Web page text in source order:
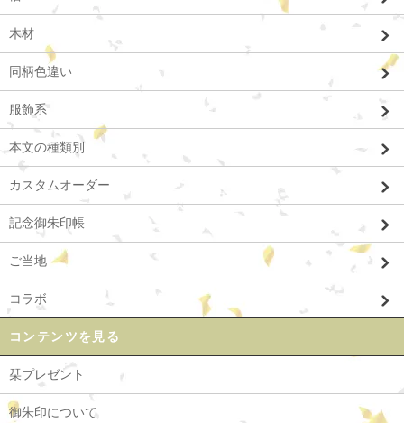
木材
同柄色違い
服飾系
本文の種類別
カスタムオーダー
記念御朱印帳
ご当地
コラボ
コンテンツを見る
栞プレゼント
御朱印について